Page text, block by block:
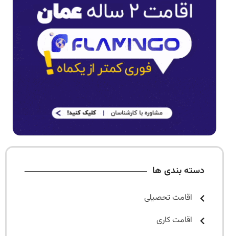
دسته بندی ها
اقامت تحصیلی
اقامت کاری